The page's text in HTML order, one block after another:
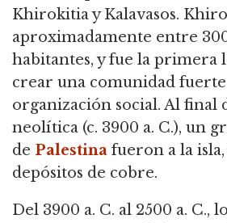
Khirokitia y Kalavasos.
aproximadamente entre
habitantes, y fue la primera
crear una comunidad fuerte
organización social. Al final
neolítica (c. 3900 a. C.), un
de Palestina fueron a la
depósitos de cobre.
Del 3900 a. C. al 2500 a. C.,